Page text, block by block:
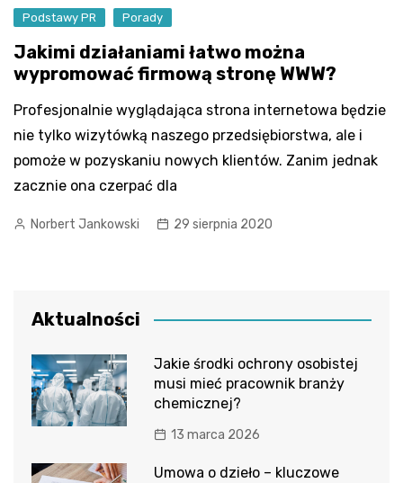
Podstawy PR Porady
Jakimi działaniami łatwo można
wypromować firmową stronę WWW?
Profesjonalnie wyglądająca strona internetowa będzie
nie tylko wizytówką naszego przedsiębiorstwa, ale i
pomoże w pozyskaniu nowych klientów. Zanim jednak
zacznie ona czerpać dla
Norbert Jankowski 29 sierpnia 2020
Aktualności
Jakie środki ochrony osobistej
musi mieć pracownik branży
chemicznej?
13 marca 2026
Umowa o dzieło – kluczowe